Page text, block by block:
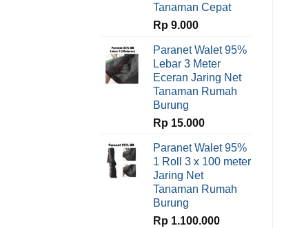
Tanaman Cepat
Rp 9.000
Paranet Walet 95%
Lebar 3 Meter
Eceran Jaring Net
Tanaman Rumah
Burung
Rp 15.000
Paranet Walet 95%
1 Roll 3 x 100 meter
Jaring Net
Tanaman Rumah
Burung
Rp 1.100.000